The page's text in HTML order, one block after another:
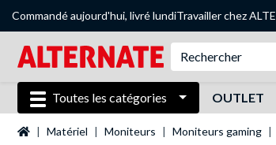
Commandé aujourd'hui, livré lundiTravailler chez
Toutes les catégories OUTLET
Page d'accueil
Matériel Moniteurs Moniteurs gaming